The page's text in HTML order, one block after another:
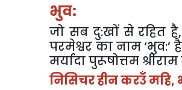
भुव:
जो सब दु:खों से रहित
परमेश्वर का नाम ‘भुव:’
मर्यादा पुरूषोत्तम
निसिचर हीन करउँ महि,